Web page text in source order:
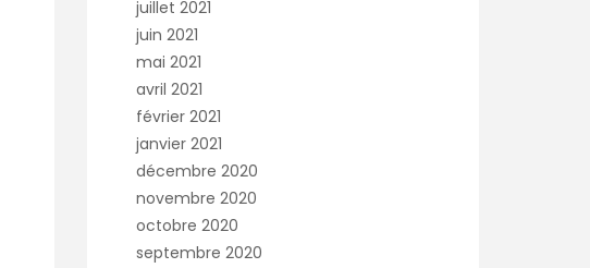
juillet 2021
juin 2021
mai 2021
avril 2021
février 2021
janvier 2021
décembre 2020
novembre 2020
octobre 2020
septembre 2020